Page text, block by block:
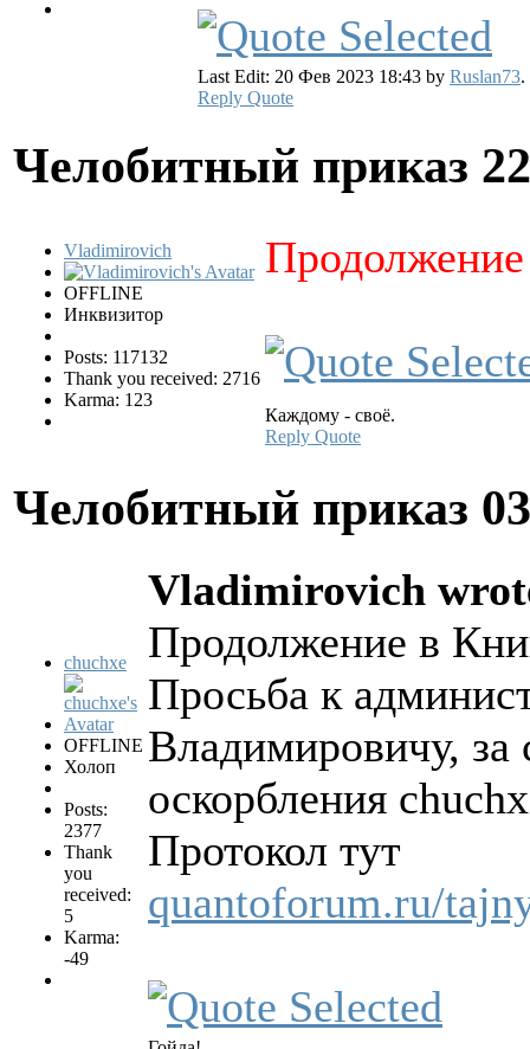
Last Edit: 20 Фев 2023 18:43 by Ruslan73.
Reply Quote
Челобитный приказ
Vladimirovich
OFFLINE
Инквизитор
Posts: 117132
Thank you received: 2716
Karma: 123
Каждому - своё.
Reply Quote
Челобитный приказ
chuchxe
OFFLINE
Холоп
Posts:
2377
Thank
you
received:
5
Karma:
-49
Vladimirovich
Продолжение в
Просьба к
Владимировичу, за
оскорбления
Протокол тут
quantoforum.ru/